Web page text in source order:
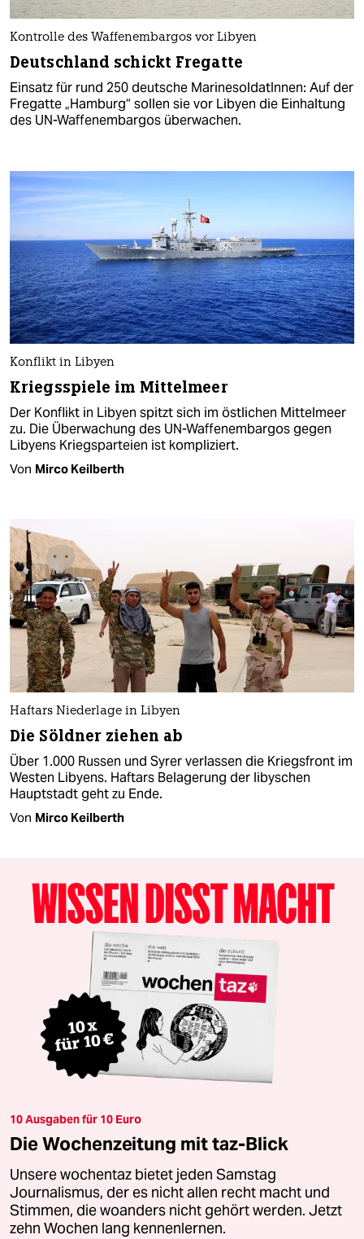
Kontrolle des Waffenembargos vor Libyen
Deutschland schickt Fregatte
Einsatz für rund 250 deutsche MarinesoldatInnen: Auf der
Fregatte „Hamburg“ sollen sie vor Libyen die Einhaltung
des UN-Waffenembargos überwachen.
Konflikt in Libyen
Kriegsspiele im Mittelmeer
Der Konflikt in Libyen spitzt sich im östlichen Mittelmeer
zu. Die Überwachung des UN-Waffenembargos gegen
Libyens Kriegsparteien ist kompliziert.
Von Mirco Keilberth
Haftars Niederlage in Libyen
Die Söldner ziehen ab
Über 1.000 Russen und Syrer verlassen die Kriegsfront im
Westen Libyens. Haftars Belagerung der libyschen
Hauptstadt geht zu Ende.
Von Mirco Keilberth
10 Ausgaben für 10 Euro
Die Wochenzeitung mit taz-Blick
Unsere wochentaz bietet jeden Samstag
Journalismus, der es nicht allen recht macht und
Stimmen, die woanders nicht gehört werden. Jetzt
zehn Wochen lang kennenlernen.